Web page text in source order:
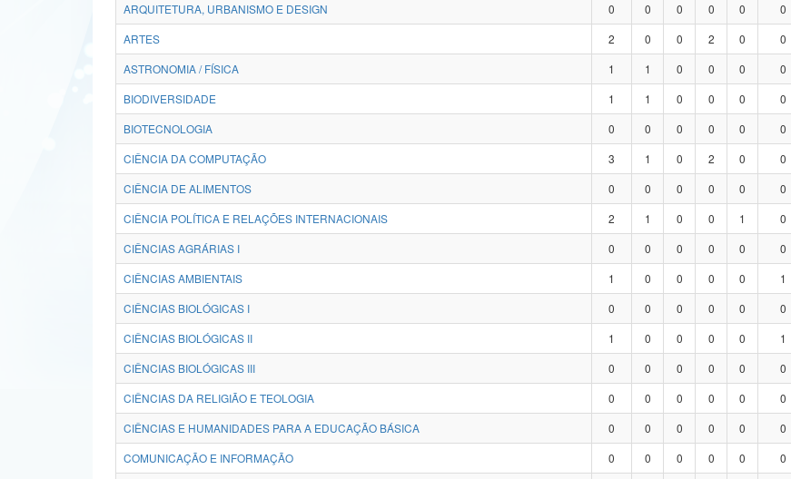
ARQUITETURA, URBANISMO E DESIGN
0 0 0 0 0 0
ARTES
2 0 0 2 0 0
ASTRONOMIA / FÍSICA
1 1 0 0 0 0
BIODIVERSIDADE
1 1 0 0 0 0
BIOTECNOLOGIA
0 0 0 0 0 0
CIÊNCIA DA COMPUTAÇÃO
3 1 0 2 0 0
CIÊNCIA DE ALIMENTOS
0 0 0 0 0 0
CIÊNCIA POLÍTICA E RELAÇÕES INTERNACIONAIS
2 1 0 0 1 0
CIÊNCIAS AGRÁRIAS I
0 0 0 0 0 0
CIÊNCIAS AMBIENTAIS
1 0 0 0 0 1
CIÊNCIAS BIOLÓGICAS I
0 0 0 0 0 0
CIÊNCIAS BIOLÓGICAS II
1 0 0 0 0 1
CIÊNCIAS BIOLÓGICAS III
0 0 0 0 0 0
CIÊNCIAS DA RELIGIÃO E TEOLOGIA
0 0 0 0 0 0
CIÊNCIAS E HUMANIDADES PARA A EDUCAÇÃO BÁSICA
0 0 0 0 0 0
COMUNICAÇÃO E INFORMAÇÃO
0 0 0 0 0 0